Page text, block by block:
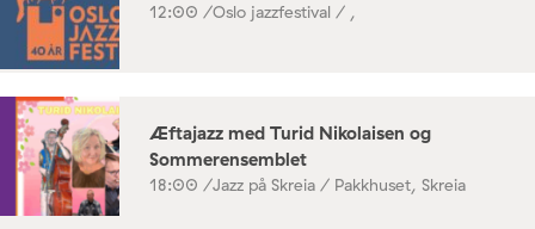
12:00 /Oslo jazzfestival / ,
Æftajazz med Turid Nikolaisen og
Sommerensemblet
18:00 /Jazz på Skreia / Pakkhuset, Skreia